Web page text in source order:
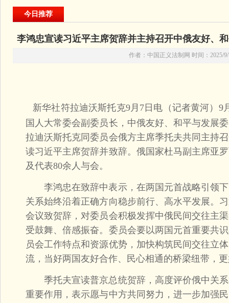
今日推荐
李鸿忠宣读习近平主席贺辞并主持召开中俄友好、
作者：中国正义法制网 时间：2025/9/
新华社符拉迪沃斯托克9月7日电（记者黄河）9
国人大常委会副委员长，中俄友好、和平与发展
拉迪沃斯托克同委员会俄方主席季托夫共同主持
读习近平主席贺辞并致辞。俄国家杜马副主席亚
及代表80余人与会。
李鸿忠在致辞中表示，在两国元首战略引领下
关系始终沿着正确方向稳步前行、高水平发展。
会议致贺辞，对委员会积极发挥中俄民间交往主
受鼓舞、倍感振奋。委员会要以两国元首重要共
员会工作特点和资源优势，加快构筑民间交往立
流，当好两国友好合作、民心相通的桥梁纽带，
季托夫宣读普京总统贺辞，高度评价俄中关系
重要作用，表示愿与中方共同努力，进一步加强